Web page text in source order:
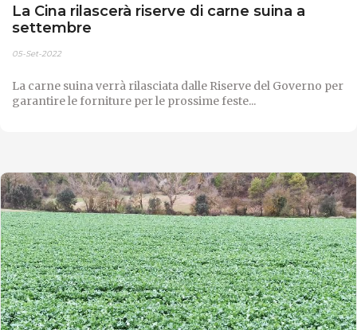
La Cina rilascerà riserve di carne suina a
settembre
05-Set-2022
La carne suina verrà rilasciata dalle Riserve del Governo per
garantire le forniture per le prossime feste...